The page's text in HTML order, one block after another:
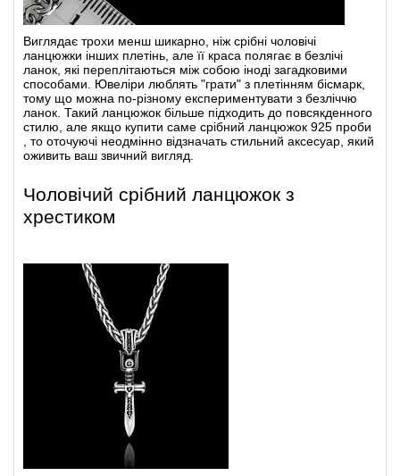
Виглядає трохи менш шикарно, ніж срібні чоловічі
ланцюжки інших плетінь, але її краса полягає в безлічі
ланок, які переплітаються між собою іноді загадковими
способами. Ювеліри люблять "грати" з плетінням бісмарк,
тому що можна по-різному експериментувати з безліччю
ланок. Такий ланцюжок більше підходить до повсякденного
стилю, але якщо купити саме срібний ланцюжок 925 проби
, то оточуючі неодмінно відзначать стильний аксесуар, який
оживить ваш звичний вигляд.
Чоловічий срібний ланцюжок з
хрестиком